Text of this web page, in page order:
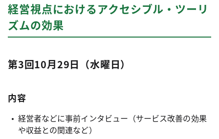
経営視点におけるアクセシブル・ツーリ
ズムの効果
第3回10月29日（水曜日）
内容
経営者などに事前インタビュー（サービス改善の効果
や収益との関連など）